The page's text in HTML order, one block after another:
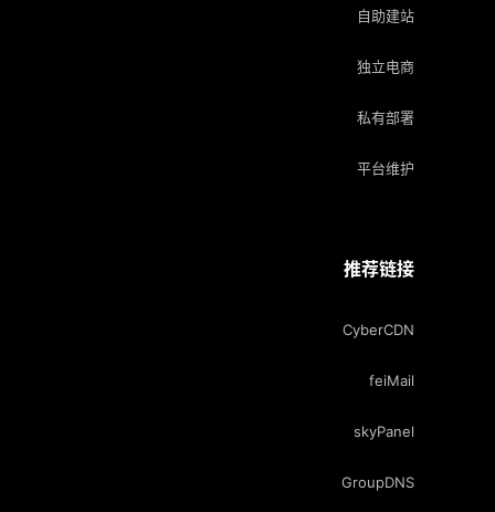
自助建站
独立电商
私有部署
平台维护
推荐链接
CyberCDN
feiMail
skyPanel
GroupDNS